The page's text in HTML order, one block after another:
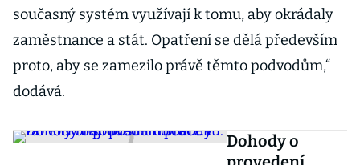
současný systém využívají k tomu, aby okrádaly
zaměstnance a stát. Opatření se dělá především
proto, aby se zamezilo právě těmto podvodům,“
dodává.
Dohody o